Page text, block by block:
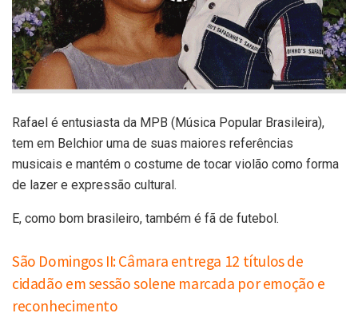
Rafael é entusiasta da MPB (Música Popular Brasileira),
tem em Belchior uma de suas maiores referências
musicais e mantém o costume de tocar violão como forma
de lazer e expressão cultural.
E, como bom brasileiro, também é fã de futebol.
São Domingos II: Câmara entrega 12 títulos de
cidadão em sessão solene marcada por emoção e
reconhecimento